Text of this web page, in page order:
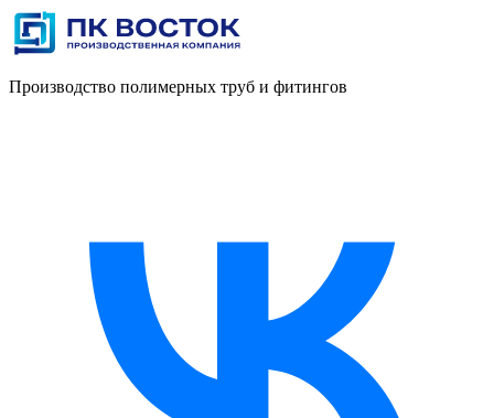
Производство полимерных труб и фитингов